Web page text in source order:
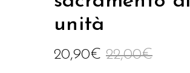
unità
22,00€
20,90€